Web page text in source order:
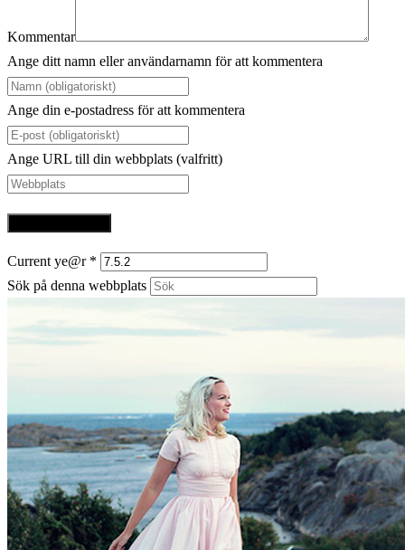
Kommentar
Ange ditt namn eller användarnamn för att kommentera
Ange din e-postadress för att kommentera
Ange URL till din webbplats (valfritt)
Current ye@r *
Sök på denna webbplats